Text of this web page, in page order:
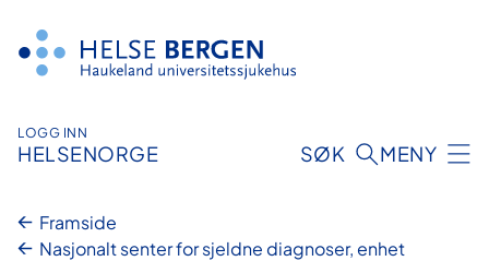
innhald
LOGG INN
HELSENORGE SØK MENY
Framside
Nasjonalt senter for sjeldne diagnoser, enhet